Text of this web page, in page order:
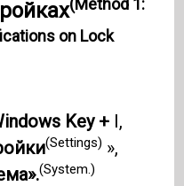
on Lock
Key + I,
(Settings) »,
(System.)